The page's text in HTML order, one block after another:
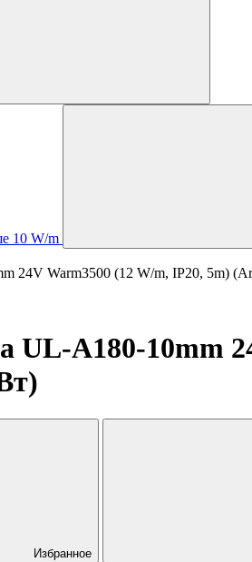
10 W/m
24V Warm3500 (12 W/m, IP20, 5m)
UL-A180-10mm
Избранное